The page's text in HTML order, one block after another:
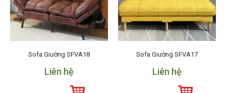
Sofa Giường SFVA18
Liên hệ
Sofa Giường SFVA17
Liên hệ